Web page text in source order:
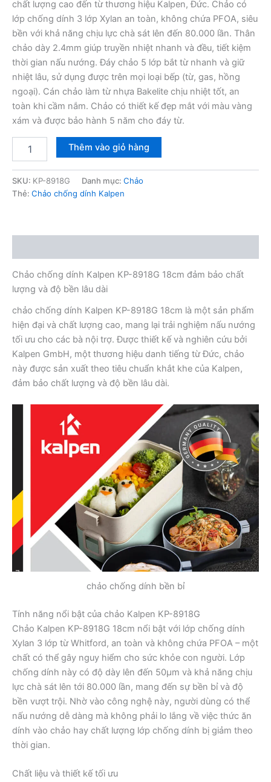
chất lượng cao đến từ thương hiệu Kalpen, Đức. Chảo có
lớp chống dính 3 lớp Xylan an toàn, không chứa PFOA, siêu
bền với khả năng chịu lực chà sát lên đến 80.000 lần. Thân
chảo dày 2.4mm giúp truyền nhiệt nhanh và đều, tiết kiệm
thời gian nấu nướng. Đáy chảo 5 lớp bắt từ nhanh và giữ
nhiệt lâu, sử dụng được trên mọi loại bếp (từ, gas, hồng
ngoại). Cán chảo làm từ nhựa Bakelite chịu nhiệt tốt, an
toàn khi cầm nắm. Chảo có thiết kế đẹp mắt với màu vàng
xám và được bảo hành 5 năm cho đáy từ.
chống
Kalpen
KP-
Thêm vào giỏ hàng
SKU: KP-8918G Danh mục: Chảo
Thẻ: Chảo chống dính Kalpen
Chảo chống dính Kalpen KP-8918G 18cm đảm bảo chất
lượng và độ bền lâu dài
chảo chống dính Kalpen KP-8918G 18cm là một sản phẩm
hiện đại và chất lượng cao, mang lại trải nghiệm nấu nướng
tối ưu cho các bà nội trợ. Được thiết kế và nghiên cứu bởi
Kalpen GmbH, một thương hiệu danh tiếng từ Đức, chảo
này được sản xuất theo tiêu chuẩn khắt khe của Kalpen,
đảm bảo chất lượng và độ bền lâu dài.
chảo chống dính bền bỉ
Tính năng nổi bật của chảo Kalpen KP-8918G
Chảo Kalpen KP-8918G 18cm nổi bật với lớp chống dính
Xylan 3 lớp từ Whitford, an toàn và không chứa PFOA – một
chất có thể gây nguy hiểm cho sức khỏe con người. Lớp
chống dính này có độ dày lên đến 50µm và khả năng chịu
lực chà sát lên tới 80.000 lần, mang đến sự bền bỉ và độ
bền vượt trội. Nhờ vào công nghệ này, người dùng có thể
nấu nướng dễ dàng mà không phải lo lắng về việc thức ăn
dính vào chảo hay chất lượng lớp chống dính bị giảm theo
thời gian.
Chất liệu và thiết kế tối ưu